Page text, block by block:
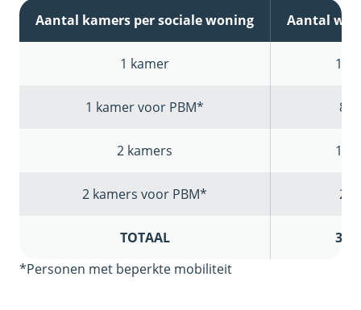
Aantal kamers per sociale woning Aantal
1 kamer 15
1 kamer voor PBM* 8
2 kamers 12
2 kamers voor PBM* 2
TOTAAL
37
*Personen met beperkte mobiliteit